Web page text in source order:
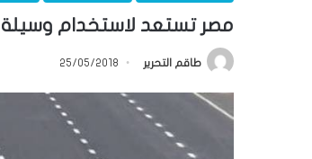
مصر تستعد لاستخدام
طاقم التحرير 25/05/2018